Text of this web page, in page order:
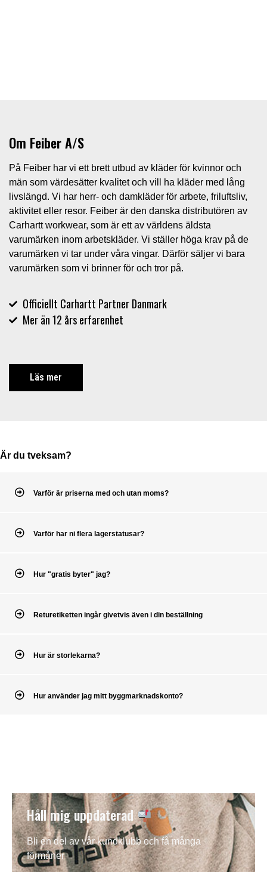
Om Feiber A/S
På Feiber har vi ett brett utbud av kläder för kvinnor och
män som värdesätter kvalitet och vill ha kläder med lång
livslängd. Vi har herr- och damkläder för arbete, friluftsliv,
aktivitet eller resor. Feiber är den danska distributören av
Carhartt workwear, som är ett av världens äldsta
varumärken inom arbetskläder. Vi ställer höga krav på de
varumärken vi tar under våra vingar. Därför säljer vi bara
varumärken som vi brinner för och tror på.
Officiellt Carhartt Partner Danmark
Mer än 12 års erfarenhet
Läs mer
Är du tveksam?
Varför är priserna med och utan moms?
Varför har ni flera lagerstatusar?
Hur "gratis byter" jag?
Returetiketten ingår givetvis även i din beställning
Hur är storlekarna?
Hur använder jag mitt byggmarknadskonto?
Håll mig uppdaterad
Bli en del av vår kundklubb och få många
förmåner